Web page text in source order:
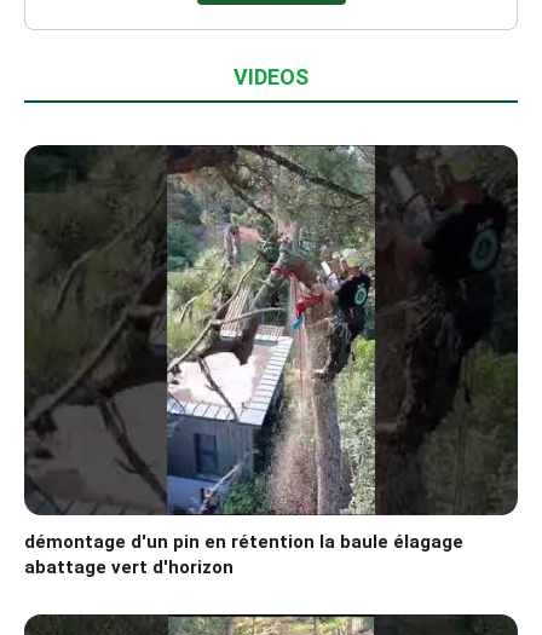
VIDEOS
démontage d'un pin en rétention la baule élagage
abattage vert d'horizon